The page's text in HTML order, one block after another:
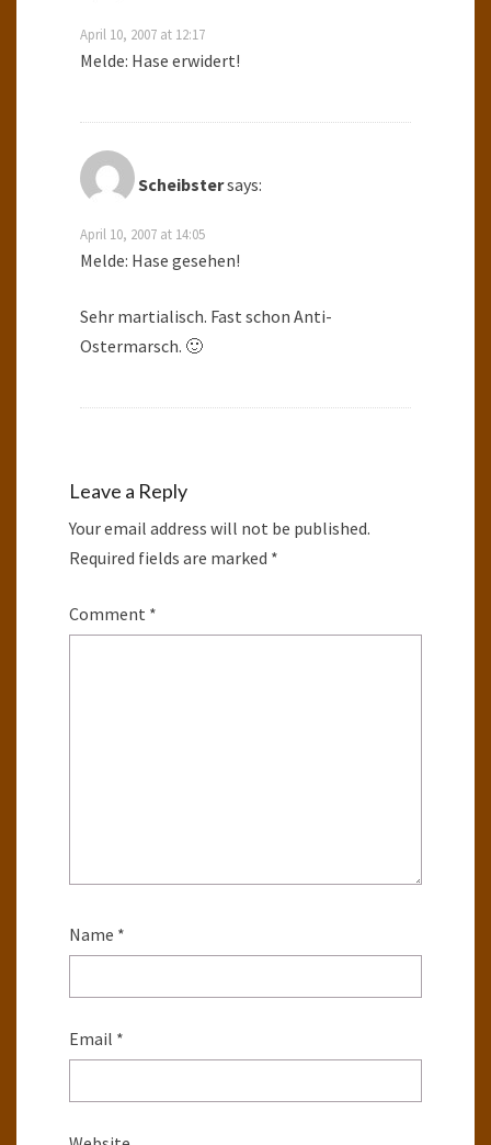
April 10, 2007 at 12:17
Melde: Hase erwidert!
Scheibstersays:
April 10, 2007 at 14:05
Melde: Hase gesehen!
Sehr martialisch. Fast schon Anti-
Ostermarsch. 🙂
Leave a Reply
Your email address will not be published.
Required fields are marked *
Comment *
Name *
Email *